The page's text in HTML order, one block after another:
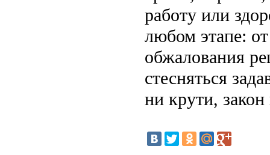
работу или
любом этапе:
обжалования
стесняться
ни крути, закон